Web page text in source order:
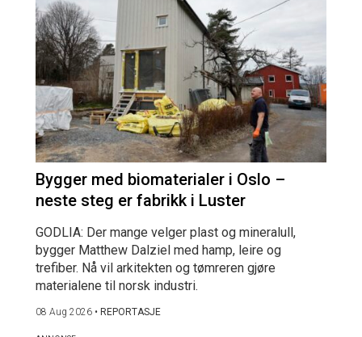
Bygger med biomaterialer i Oslo –
neste steg er fabrikk i Luster
GODLIA: Der mange velger plast og mineralull,
bygger Matthew Dalziel med hamp, leire og
trefiber. Nå vil arkitekten og tømreren gjøre
materialene til norsk industri.
08 Aug 2026 • REPORTASJE